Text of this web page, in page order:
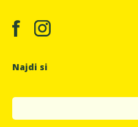
Najdi si